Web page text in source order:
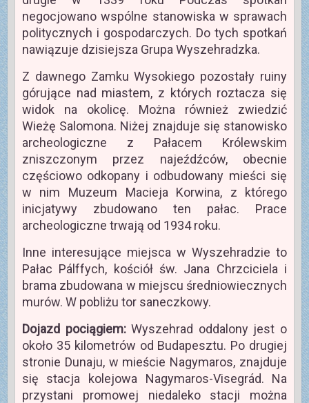
negocjowano wspólne stanowiska w sprawach
politycznych i gospodarczych. Do tych spotkań
nawiązuje dzisiejsza Grupa Wyszehradzka.
Z dawnego Zamku Wysokiego pozostały ruiny
górujące nad miastem, z których roztacza się
widok na okolicę. Można również zwiedzić
Wieżę Salomona. Niżej znajduje się stanowisko
archeologiczne z Pałacem Królewskim
zniszczonym przez najeźdźców, obecnie
częściowo odkopany i odbudowany mieści się
w nim Muzeum Macieja Korwina, z którego
inicjatywy zbudowano ten pałac. Prace
archeologiczne trwają od 1934 roku.
Inne interesujące miejsca w Wyszehradzie to
Pałac Pálffych, kościół św. Jana Chrzciciela i
brama zbudowana w miejscu średniowiecznych
murów. W pobliżu tor saneczkowy.
Dojazd pociągiem:Wyszehrad oddalony jest o
około 35 kilometrów od Budapesztu. Po drugiej
stronie Dunaju, w mieście Nagymaros, znajduje
się stacja kolejowa Nagymaros-Visegrád. Na
przystani promowej niedaleko stacji można